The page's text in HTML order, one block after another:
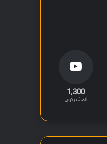
1٬300
المشتركون